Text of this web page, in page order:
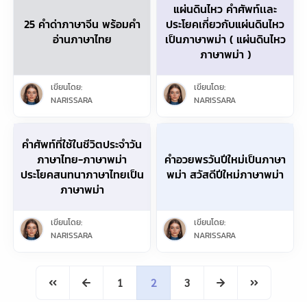
25 คำด่าภาษาจีน พร้อมคำ
อ่านภาษาไทย
เขียนโดย:
NARISSARA
แผ่นดินไหว คำศัพท์เเละ
ประโยคเกี่ยวกับแผ่นดินไหว
เป็นภาษาพม่า ( แผ่นดินไหว
ภาษาพม่า )
เขียนโดย:
NARISSARA
คำศัพท์ที่ใช้ในชีวิตประจำวัน
ภาษาไทย-ภาษาพม่า
ประโยคสนทนาภาษาไทยเป็น
ภาษาพม่า
เขียนโดย:
NARISSARA
คำอวยพรวันปีใหม่เป็นภาษา
พม่า สวัสดีปีใหม่ภาษาพม่า
เขียนโดย:
NARISSARA
1 2 3